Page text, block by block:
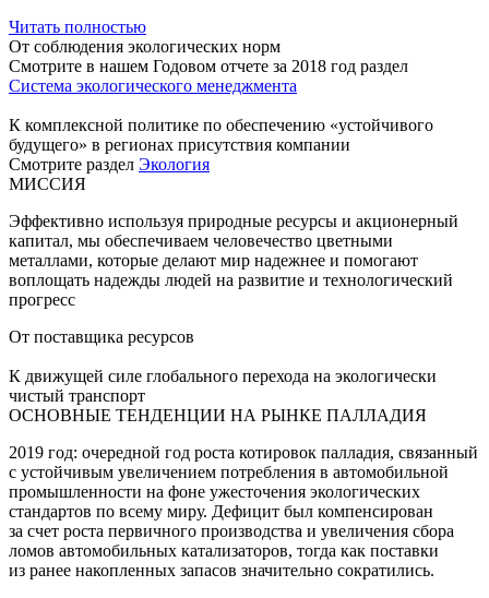
Читать полностью
От соблюдения экологических норм
Смотрите в нашем Годовом отчете за 2018 год раздел
Система экологического менеджмента
К комплексной политике по обеспечению «устойчивого
будущего» в регионах присутствия компании
Смотрите раздел Экология
МИССИЯ
Эффективно используя природные ресурсы и акционерный
капитал, мы обеспечиваем человечество цветными
металлами, которые делают мир надежнее и помогают
воплощать надежды людей на развитие и технологический
прогресс
От поставщика ресурсов
К движущей силе глобального перехода на экологически
чистый транспорт
ОСНОВНЫЕ ТЕНДЕНЦИИ НА РЫНКЕ ПАЛЛАДИЯ
2019 год: очередной год роста котировок палладия, связанный
с устойчивым увеличением потребления в автомобильной
промышленности на фоне ужесточения экологических
стандартов по всему миру. Дефицит был компенсирован
за счет роста первичного производства и увеличения сбора
ломов автомобильных катализаторов, тогда как поставки
из ранее накопленных запасов значительно сократились.